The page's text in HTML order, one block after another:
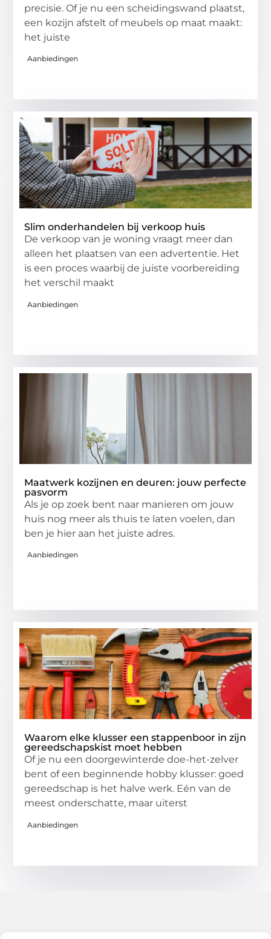
precisie. Of je nu een scheidingswand plaatst,
een kozijn afstelt of meubels op maat maakt:
het juiste
Aanbiedingen
Slim onderhandelen bij verkoop huis
De verkoop van je woning vraagt meer dan
alleen het plaatsen van een advertentie. Het
is een proces waarbij de juiste voorbereiding
het verschil maakt
Aanbiedingen
Maatwerk kozijnen en deuren: jouw perfecte
pasvorm
Als je op zoek bent naar manieren om jouw
huis nog meer als thuis te laten voelen, dan
ben je hier aan het juiste adres.
Aanbiedingen
Waarom elke klusser een stappenboor in zijn
gereedschapskist moet hebben
Of je nu een doorgewinterde doe-het-zelver
bent of een beginnende hobby klusser: goed
gereedschap is het halve werk. Eén van de
meest onderschatte, maar uiterst
Aanbiedingen